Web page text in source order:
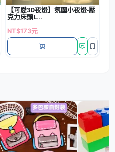
【可愛3D夜燈】氛圍小夜燈-壓
克力床頭L...
NT$173元